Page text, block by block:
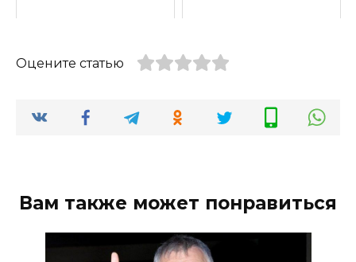
Оцените статью
Вам также может понравиться